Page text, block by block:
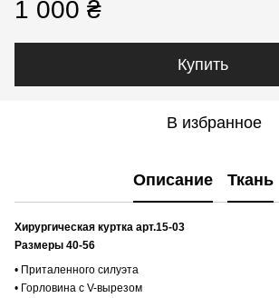
1 000 ₴
Купить
В избранное
Описание Ткань
Хирургическая куртка арт.15-03
Размеры 40-56
• Приталенного силуэта
• Горловина с V-вырезом